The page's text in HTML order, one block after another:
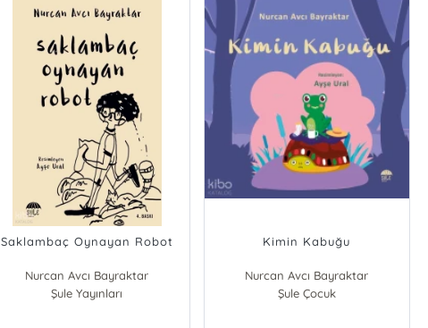
Saklambaç Oynayan Robot
Nurcan Avcı Bayraktar
Şule Yayınları
Kimin Kabuğu
Nurcan Avcı Bayraktar
Şule Çocuk